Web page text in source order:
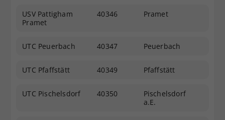
USV Pattigham
Pramet
40346 Pramet
UTC Peuerbach 40347 Peuerbach
UTC Pfaffstätt 40349 Pfaffstätt
UTC Pischelsdorf 40350
Pischelsdorf
a.E.